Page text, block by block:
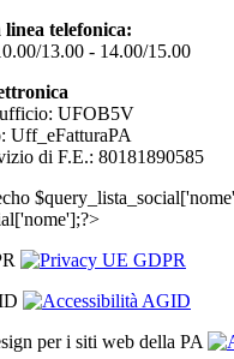
telefonica:
13.00 - 14.00/15.00
UFOB5V
Uff_eFatturaPA
di F.E.: 80181890585
per i siti web della PA